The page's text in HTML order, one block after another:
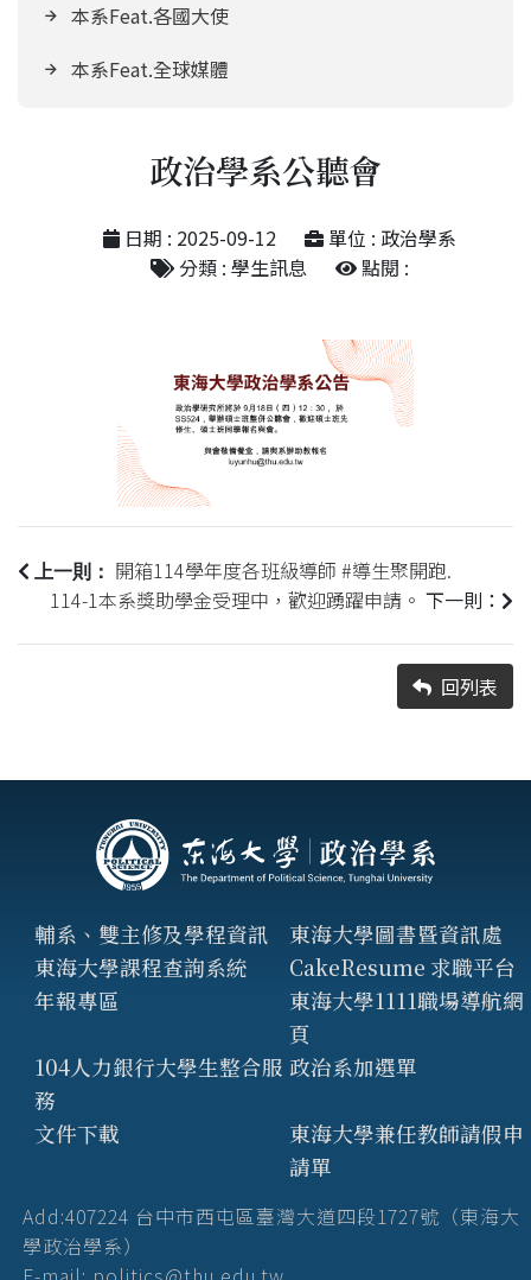
本系Feat.各國大使
本系Feat.全球媒體
政治學系公聽會
日期 : 2025-09-12
單位 : 政治學系
分類 : 學生訊息
點閱 :
上一則：
開箱114學年度各班級導師 #導生聚開跑.
114-1本系獎助學金受理中，歡迎踴躍申請。 下一則：
回列表
輔系、雙主修及學程資訊
東海大學圖書暨資訊處
東海大學課程查詢系統
CakeResume 求職平台
年報專區
東海大學1111職場導航網
頁
104人力銀行大學生整合服
務
政治系加選單
文件下載
東海大學兼任教師請假申
請單
Add:407224 台中市西屯區臺灣大道四段1727號（東海大
學政治學系）